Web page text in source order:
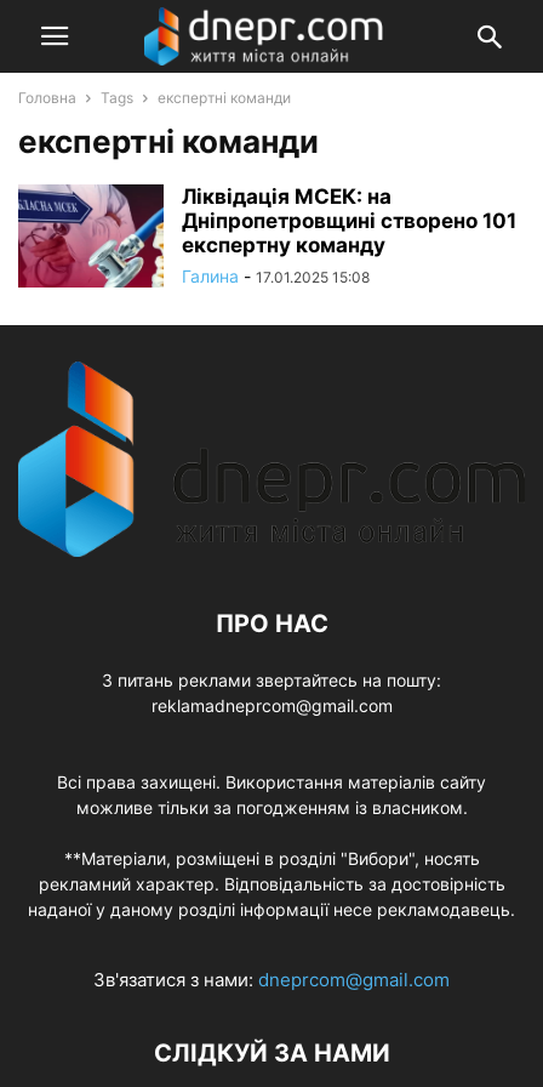
Головна Tags експертні команди
експертні команди
Ліквідація МСЕК: на
Дніпропетровщині створено 101
експертну команду
Галина - 17.01.2025 15:08
ПРО НАС
З питань реклами звертайтесь на пошту:
reklamadneprcom@gmail.com
Всі права захищені. Використання матеріалів сайту
можливе тільки за погодженням із власником.
**Матеріали, розміщені в розділі "Вибори", носять
рекламний характер. Відповідальність за достовірність
наданої у даному розділі інформації несе рекламодавець.
Зв'язатися з нами: dneprcom@gmail.com
СЛІДКУЙ ЗА НАМИ